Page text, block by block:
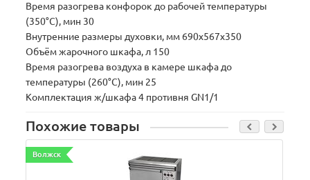
Время разогрева конфорок до рабочей температуры
(350°С), мин 30
Внутренние размеры духовки, мм 690х567х350
Объём жарочного шкафа, л 150
Время разогрева воздуха в камере шкафа до
температуры (260°С), мин 25
Комплектация ж/шкафа 4 противня GN1/1
Похожие товары
Волжск